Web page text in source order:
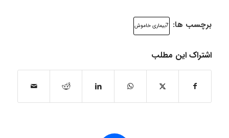
برچسب ها: 7بیماری خاموش
اشتراک این مطلب